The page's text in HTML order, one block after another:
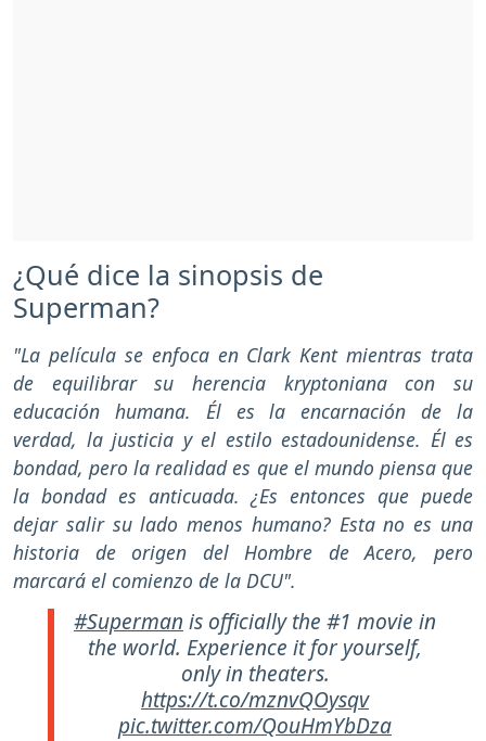
¿Qué dice la sinopsis de
Superman?
"La película se enfoca en Clark Kent mientras trata
de equilibrar su herencia kryptoniana con su
educación humana. Él es la encarnación de la
verdad, la justicia y el estilo estadounidense. Él es
bondad, pero la realidad es que el mundo piensa que
la bondad es anticuada. ¿Es entonces que puede
dejar salir su lado menos humano? Esta no es una
historia de origen del Hombre de Acero, pero
marcará el comienzo de la DCU".
#Superman is officially the #1 movie in
the world. Experience it for yourself,
only in theaters.
https://t.co/mznvQOysqv
pic.twitter.com/QouHmYbDza